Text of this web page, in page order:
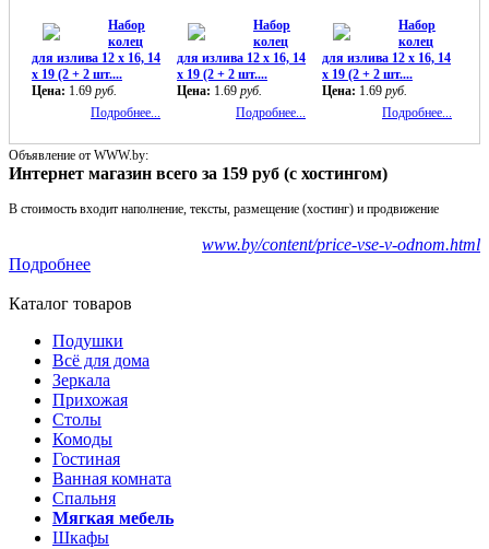
Набор
колец
для излива 12 х 16, 14
х 19 (2 + 2 шт....
Цена: 1.69 руб.
Подробнее...
Набор
колец
для излива 12 х 16, 14
х 19 (2 + 2 шт....
Цена: 1.69 руб.
Подробнее...
Набор
колец
для излива 12 х 16, 14
х 19 (2 + 2 шт....
Цена: 1.69 руб.
Подробнее...
Объявление от WWW.by:
Интернет магазин всего за 159 руб (с хостингом)
В стоимость входит наполнение, тексты, размещение (хостинг) и продвижение
www.by/content/price-vse-v-odnom.html
Подробнее
Каталог товаров
Подушки
Всё для дома
Зеркала
Прихожая
Столы
Комоды
Гостиная
Ванная комната
Спальня
Мягкая мебель
Шкафы